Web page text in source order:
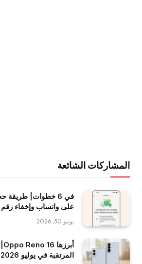
المشاركات الشائعة
في 6 خطوات|
على واتساب وإخفاء رقم
يونيو 30, 2026
المرتقبة في يوليو 2026